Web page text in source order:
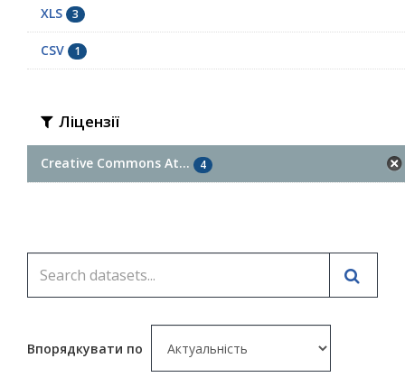
XLS 3
CSV 1
Ліцензії
Creative Commons At... 4
Впорядкувати по